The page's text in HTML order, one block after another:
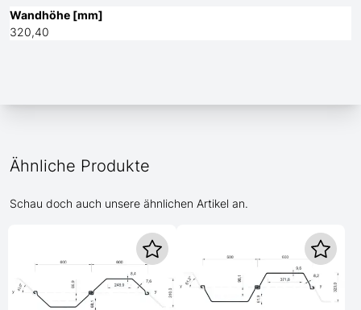
Wandhöhe [mm]
320,40
Ähnliche Produkte
Schau doch auch unsere ähnlichen Artikel an.